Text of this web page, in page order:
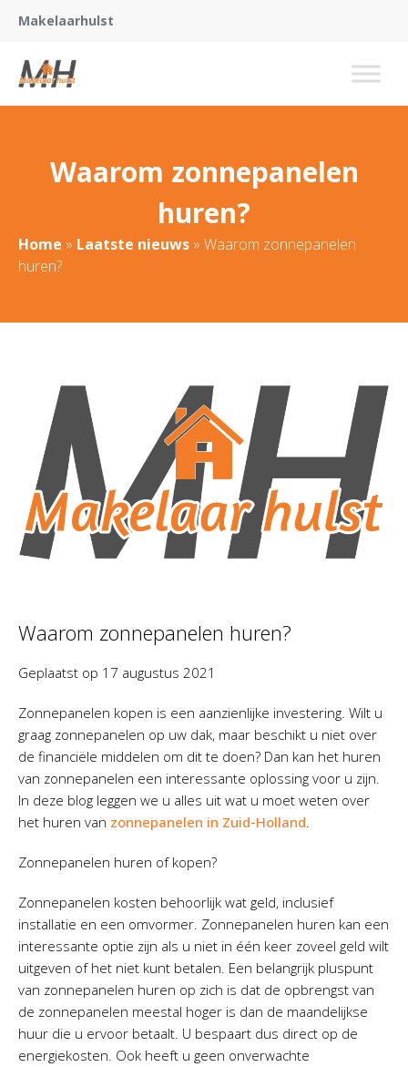
Makelaarhulst
Waarom zonnepanelen
huren?
Home » Laatste nieuws » Waarom zonnepanelen
huren?
Waarom zonnepanelen huren?
Geplaatst op 17 augustus 2021
Zonnepanelen kopen is een aanzienlijke investering. Wilt u
graag zonnepanelen op uw dak, maar beschikt u niet over
de financiële middelen om dit te doen? Dan kan het huren
van zonnepanelen een interessante oplossing voor u zijn.
In deze blog leggen we u alles uit wat u moet weten over
het huren van zonnepanelen in Zuid-Holland.
Zonnepanelen huren of kopen?
Zonnepanelen kosten behoorlijk wat geld, inclusief
installatie en een omvormer. Zonnepanelen huren kan een
interessante optie zijn als u niet in één keer zoveel geld wilt
uitgeven of het niet kunt betalen. Een belangrijk pluspunt
van zonnepanelen huren op zich is dat de opbrengst van
de zonnepanelen meestal hoger is dan de maandelijkse
huur die u ervoor betaalt. U bespaart dus direct op de
energiekosten. Ook heeft u geen onverwachte